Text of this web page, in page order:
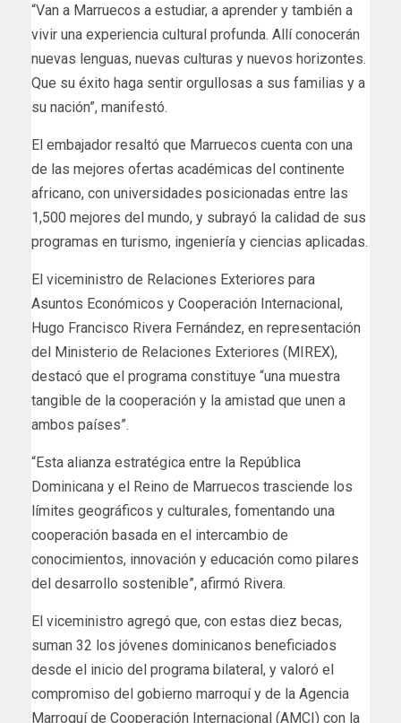
“Van a Marruecos a estudiar, a aprender y también a
vivir una experiencia cultural profunda. Allí conocerán
nuevas lenguas, nuevas culturas y nuevos horizontes.
Que su éxito haga sentir orgullosas a sus familias y a
su nación”, manifestó.
El embajador resaltó que Marruecos cuenta con una
de las mejores ofertas académicas del continente
africano, con universidades posicionadas entre las
1,500 mejores del mundo, y subrayó la calidad de sus
programas en turismo, ingeniería y ciencias aplicadas.
El viceministro de Relaciones Exteriores para
Asuntos Económicos y Cooperación Internacional,
Hugo Francisco Rivera Fernández, en representación
del Ministerio de Relaciones Exteriores (MIREX),
destacó que el programa constituye “una muestra
tangible de la cooperación y la amistad que unen a
ambos países”.
“Esta alianza estratégica entre la República
Dominicana y el Reino de Marruecos trasciende los
límites geográficos y culturales, fomentando una
cooperación basada en el intercambio de
conocimientos, innovación y educación como pilares
del desarrollo sostenible”, afirmó Rivera.
El viceministro agregó que, con estas diez becas,
suman 32 los jóvenes dominicanos beneficiados
desde el inicio del programa bilateral, y valoró el
compromiso del gobierno marroquí y de la Agencia
Marroquí de Cooperación Internacional (AMCI) con la